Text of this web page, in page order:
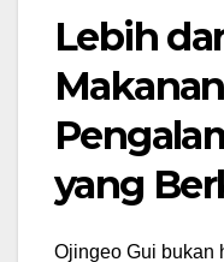
Lebih
yang
Ojingeo Gui bukan